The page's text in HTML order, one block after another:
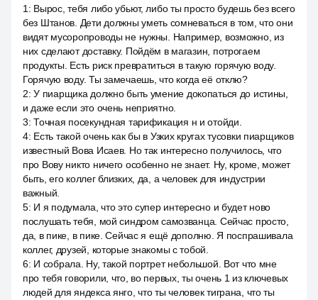
1 : Вырос, тебя либо убьют, либо ты просто будешь без всего
без Штанов. Дети должны уметь сомневаться в том, что они
видят мусоропроводы не нужны. Например, возможно, из
них сделают доставку. Пойдём в магазин, потрогаем
продукты. Есть риск превратиться в такую горячую воду.
Горячую воду. Ты замечаешь, что когда её отклю?
2:У пиарщика должно быть умение докопаться до истины,
и даже если это очень неприятно.
3:Точная посекундная тарификация н и отойди.
4: Есть такой очень как бы в Узких кругах тусовки пиарщиков
известный Вова Исаев. Но так интересно получилось, что
про Вову никто ничего особенно не знает. Ну, кроме, может
быть, его коллег близких, да, а человек для индустрии
важный.
5: И я подумала, что это супер интересно и будет ново
послушать тебя, мой синдром самозванца. Сейчас просто,
да, в пике, в пике. Сейчас я ещё дополню. Я поспрашивала
коллег, друзей, которые знакомы с тобой.
6: И собрала. Ну, такой портрет небольшой. Вот что мне
про тебя говорили, что, во первых, ты очень 1 из ключевых
людей для яндекса янго, что ты человек тиграна, что ты